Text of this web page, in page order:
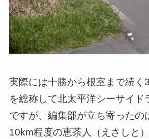
実際には十勝から根室まで続く
を総称して北太平洋シーサイド
ですが、編集部が立ち寄ったの
10km程度の恵茶人（えさしと